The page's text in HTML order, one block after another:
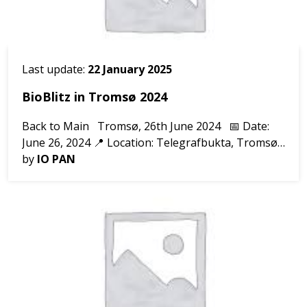
Last update: 22 January 2025
BioBlitz in Tromsø 2024
Back to Main Tromsø, 26th June 2024 📅 Date:
June 26, 2024 📍 Location: Telegrafbukta, Tromsø
🕙 Time: Pier around 10:00 AM (low tide) On June
by IO PAN